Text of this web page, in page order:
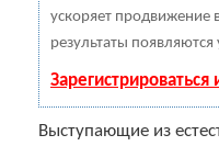
ускоряет продвижение
результаты
Выступающие из